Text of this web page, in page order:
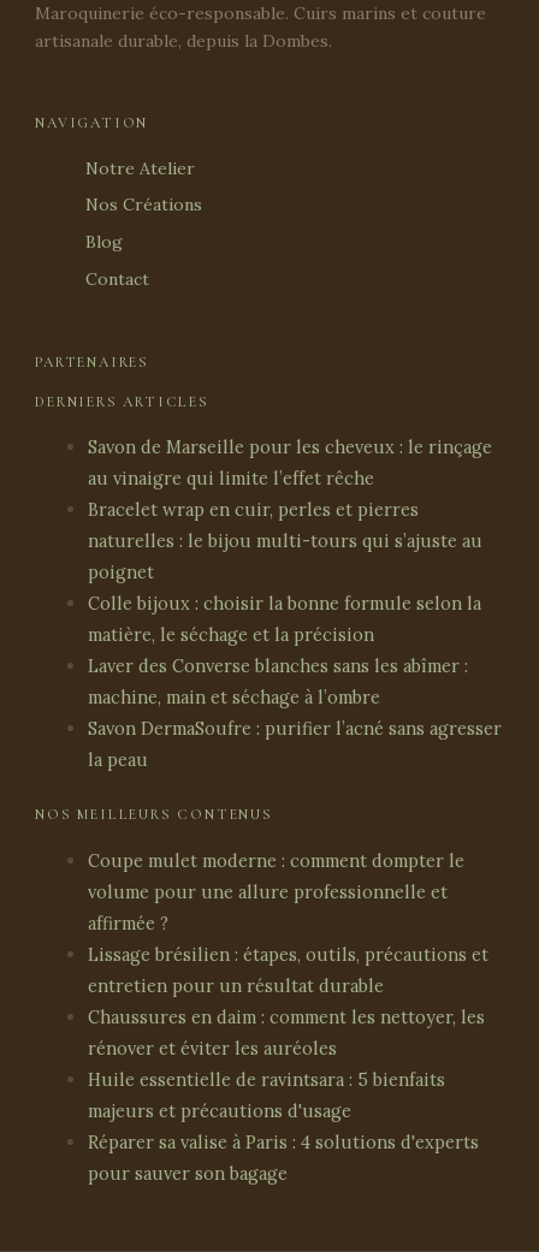
Maroquinerie éco-responsable. Cuirs marins et couture
artisanale durable, depuis la Dombes.
NAVIGATION
Notre Atelier
Nos Créations
Blog
Contact
PARTENAIRES
DERNIERS ARTICLES
Savon de Marseille pour les cheveux : le rinçage
au vinaigre qui limite l’effet rêche
Bracelet wrap en cuir, perles et pierres
naturelles : le bijou multi-tours qui s’ajuste au
poignet
Colle bijoux : choisir la bonne formule selon la
matière, le séchage et la précision
Laver des Converse blanches sans les abîmer :
machine, main et séchage à l’ombre
Savon DermaSoufre : purifier l’acné sans agresser
la peau
NOS MEILLEURS CONTENUS
Coupe mulet moderne : comment dompter le
volume pour une allure professionnelle et
affirmée ?
Lissage brésilien : étapes, outils, précautions et
entretien pour un résultat durable
Chaussures en daim : comment les nettoyer, les
rénover et éviter les auréoles
Huile essentielle de ravintsara : 5 bienfaits
majeurs et précautions d'usage
Réparer sa valise à Paris : 4 solutions d'experts
pour sauver son bagage